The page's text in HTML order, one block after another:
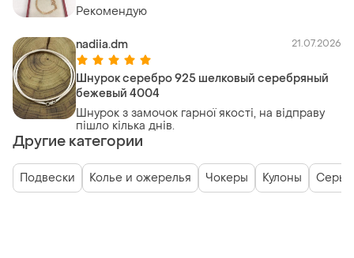
Рекомендую
nadiia.dm 21.07.2026
Шнурок серебро 925 шелковый серебряный
бежевый 4004
Шнурок з замочок гарної якості, на відправу
пішло кілька днів.
Другие категории
Подвески Колье и ожерелья Чокеры Кулоны